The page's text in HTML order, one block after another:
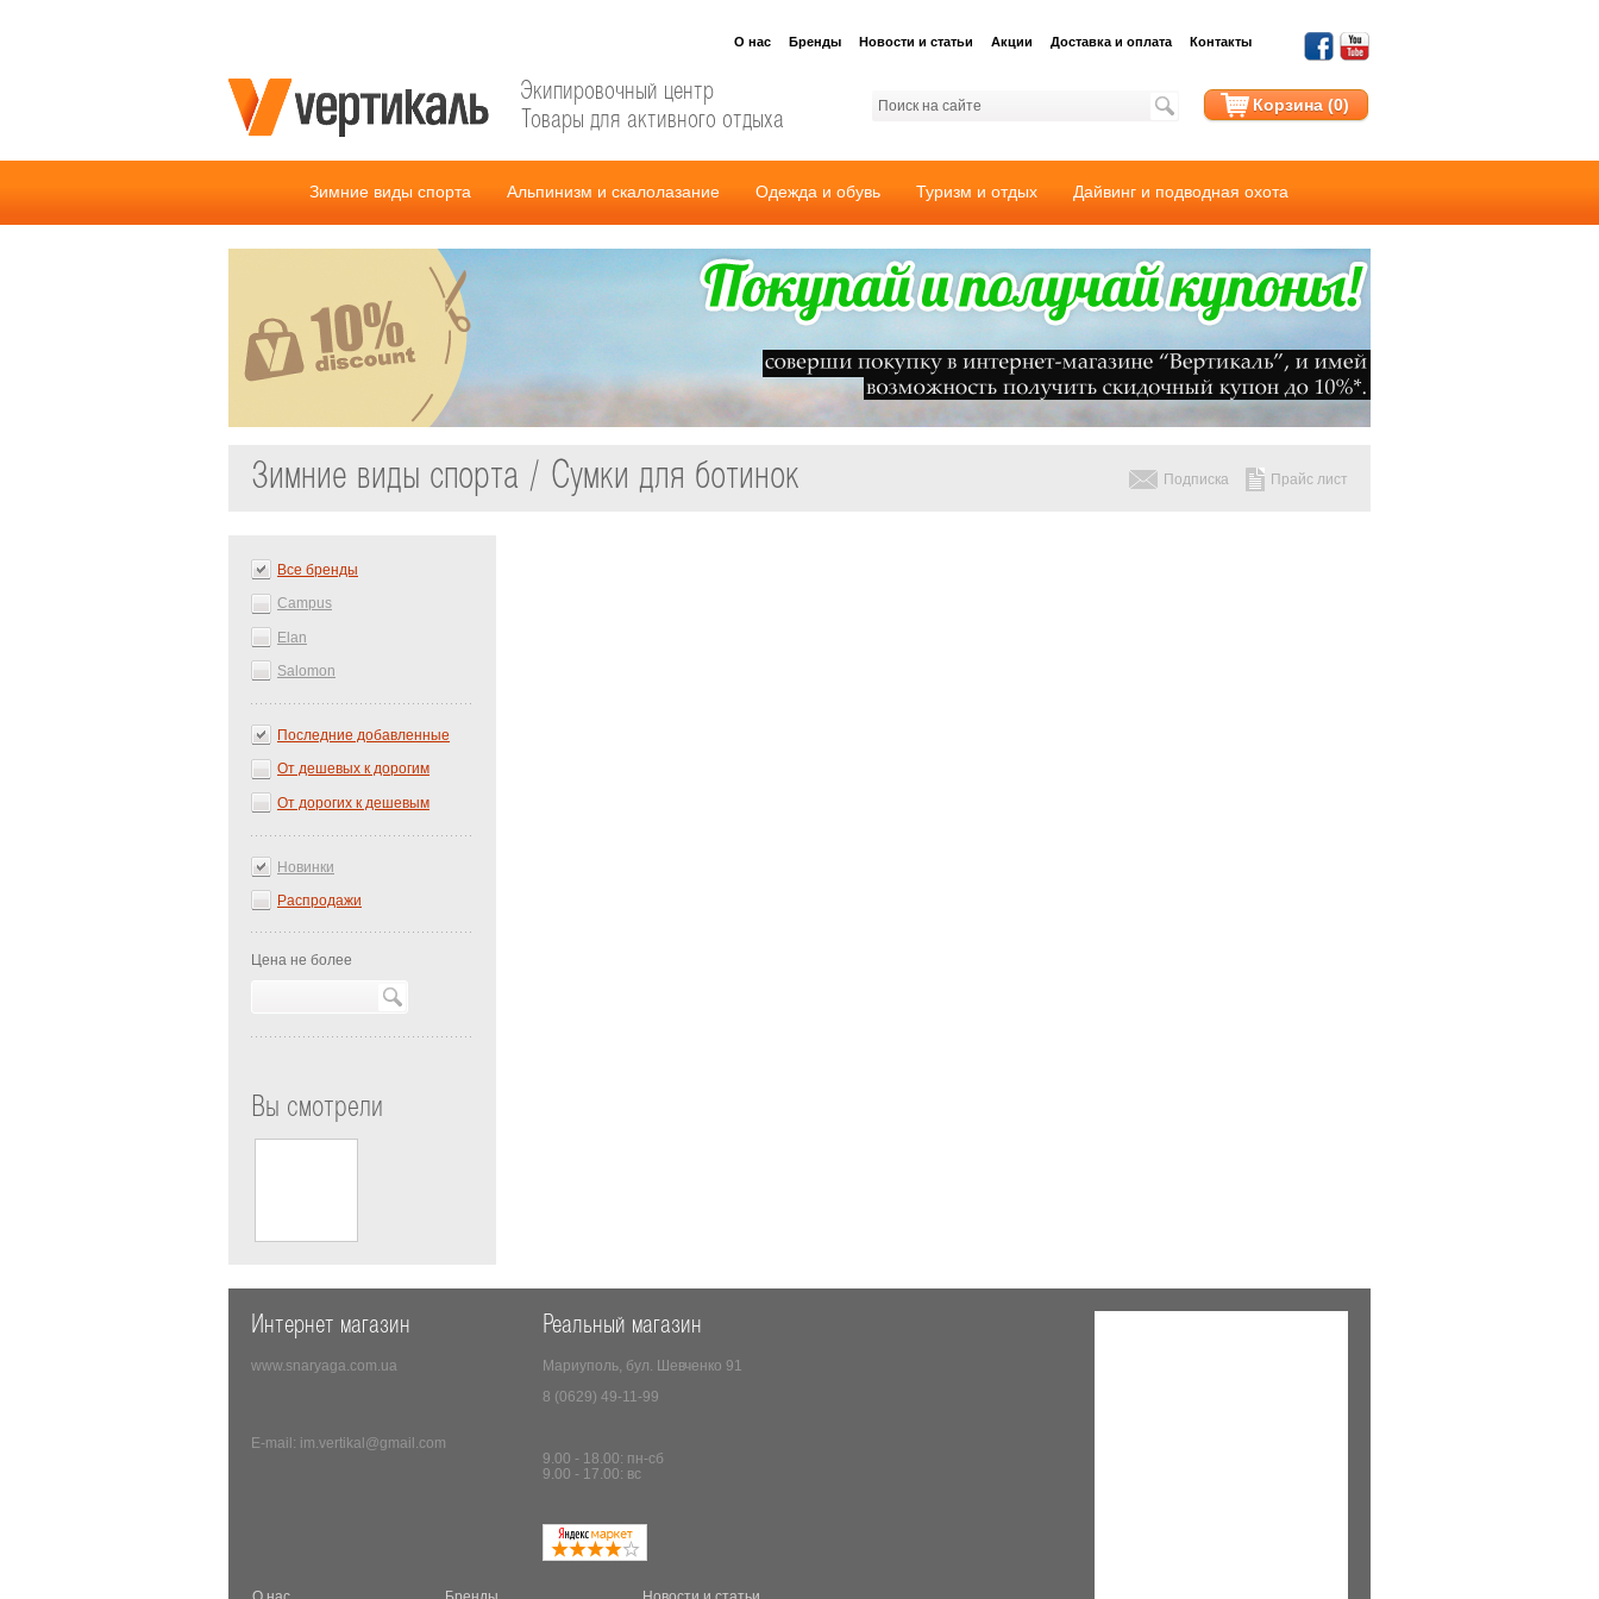
Экипировочный центр
Товары для активного отдыха
Корзина (0)
О нас Бренды Новости и статьи Акции Доставка и оплата Контакты
Зимние виды спорта Альпинизм и скалолазание Одежда и обувь Туризм и отдых Дайвинг и подводная охота
Подписка Прайс лист
Зимние виды спорта / Сумки для ботинок
Все бренды
Campus
Elan
Salomon
Последние добавленные
От дешевых к дорогим
От дорогих к дешевым
Новинки
Распродажи
Цена не более
Вы смотрели
Интернет магазин
www.snaryaga.com.ua
E-mail: im.vertikal@gmail.com
Реальный магазин
Мариуполь, бул. Шевченко 91
8 (0629) 49-11-99
9.00 - 18.00: пн-сб
9.00 - 17.00: вс